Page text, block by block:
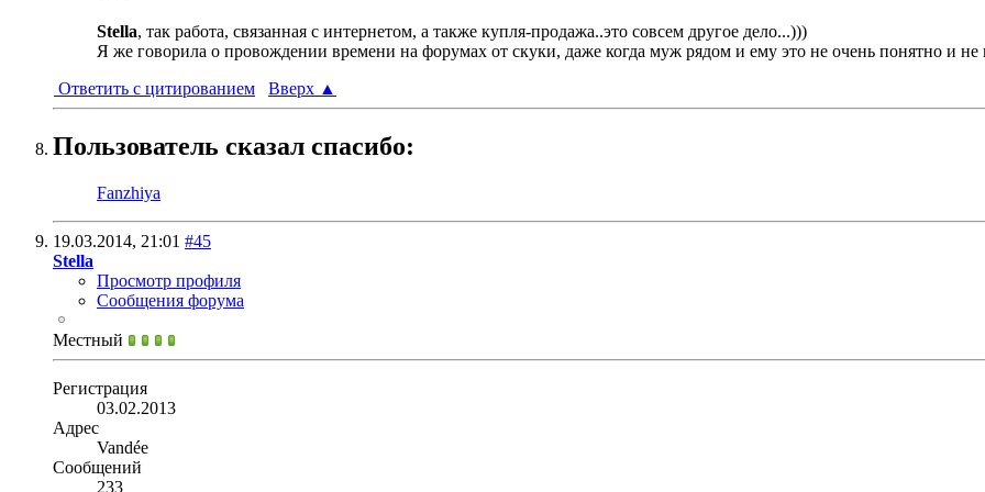
Stella, так работа, связанная с интернетом, а также купля-продажа..это совсем другое дело...)))
Я же говорила о провождении времени на форумах от скуки, даже когда муж рядом и ему это не очень понятно и не
Ответить с цитированием
Вверх ▲
Пользователь сказал cпасибо:
Fanzhiya
19.03.2014, 21:01 #45
Stella
Просмотр профиля
Сообщения форума
Местный
Регистрация
03.02.2013
Адрес
Vandée
Сообщений
233